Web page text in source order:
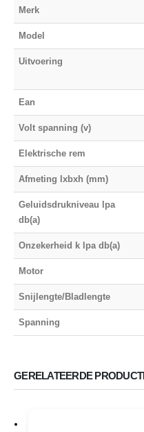
Merk
Model
Uitvoering
Ean
Volt spanning (v)
Elektrische rem
Afmeting lxbxh (mm)
Geluidsdrukniveau lpa
db(a)
Onzekerheid k lpa db(a)
Motor
Snijlengte/Bladlengte
Spanning
GERELATEERDE